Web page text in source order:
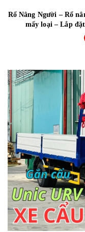
Rổ Nâng Người – Rổ
mấy loại – Lắp